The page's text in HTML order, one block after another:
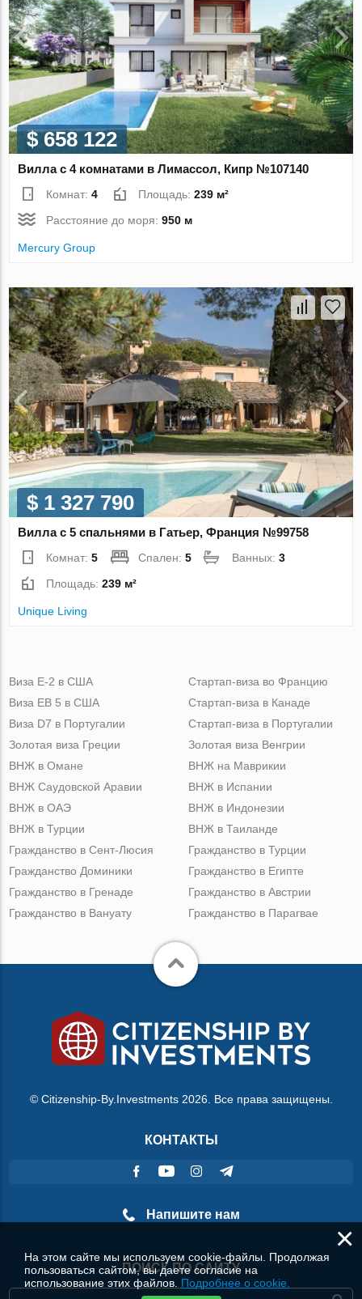
$ 658 122
Вилла с 4 комнатами в Лимассол, Кипр №107140
Комнат:4 Площадь:239 м²
Расстояние до моря:950 м
Mercury Group
$ 1 327 790
Вилла с 5 спальнями в Гатьер, Франция №99758
Комнат:5 Спален:5 Ванных:3
Площадь:239 м²
Unique Living
Виза Е-2 в США
Виза ЕВ 5 в США
Виза D7 в Португалии
Золотая виза Греции
Стартап-виза во Францию
Стартап-виза в Канаде
Стартап-виза в Португалии
Золотая виза Венгрии
ВНЖ в Омане
ВНЖ Саудовской Аравии
ВНЖ в ОАЭ
ВНЖ в Турции
ВНЖ на Маврикии
ВНЖ в Испании
ВНЖ в Индонезии
ВНЖ в Таиланде
Гражданство в Сент-Люсия
Гражданство Доминики
Гражданство в Гренаде
Гражданство в Вануату
Гражданство в Турции
Гражданство в Египте
Гражданство в Австрии
Гражданство в Парагвае
© Citizenship-By.Investments 2026. Все права защищены.
КОНТАКТЫ
Напишите нам
ПОИСК ПО САЙТУ
×
На этом сайте мы используем cookie-файлы. Продолжая
пользоваться сайтом, вы даете согласие на
использование этих файлов. Подробнее о cookie.